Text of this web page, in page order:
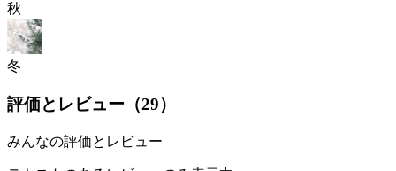
秋
冬
評価とレビュー（29）
みんなの評価とレビュー